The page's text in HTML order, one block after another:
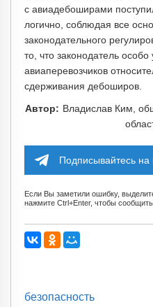
с авиадебоширами
логично, соблюдая все
законодательного
то, что законодатель
авиаперевозчиков
сдерживания дебоширов.
Автор: Владислав Ким,
Подписывайтесь
Если Вы заметили ошибку,
нажмите Ctrl+Enter, чтобы сообщить
безопасность